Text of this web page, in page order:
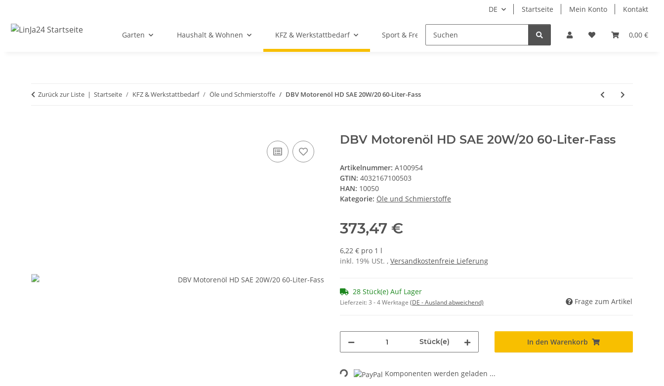
DE Startseite Mein Konto Kontakt
0,00 €
Garten Haushalt & Wohnen KFZ & Werkstattbedarf Sport & Freizeit Wellness Zubehör
Zurück zur Liste Startseite KFZ & Werkstattbedarf Öle und Schmierstoffe DBV Motorenöl HD SAE 20W/20 60-Liter-Fass
DBV Motorenöl HD SAE 20W/20 60-Liter-Fass
Artikelnummer: A100954
GTIN: 4032167100503
HAN: 10050
Kategorie: Öle und Schmierstoffe
373,47 €
6,22 € pro 1 l
inkl. 19% USt. , Versandkostenfreie Lieferung
28 Stück(e) Auf Lager
Lieferzeit:3 - 4 Werktage (DE - Ausland abweichend) Frage zum Artikel
Stück(e) In den Warenkorb
Loading... Komponenten werden geladen ...